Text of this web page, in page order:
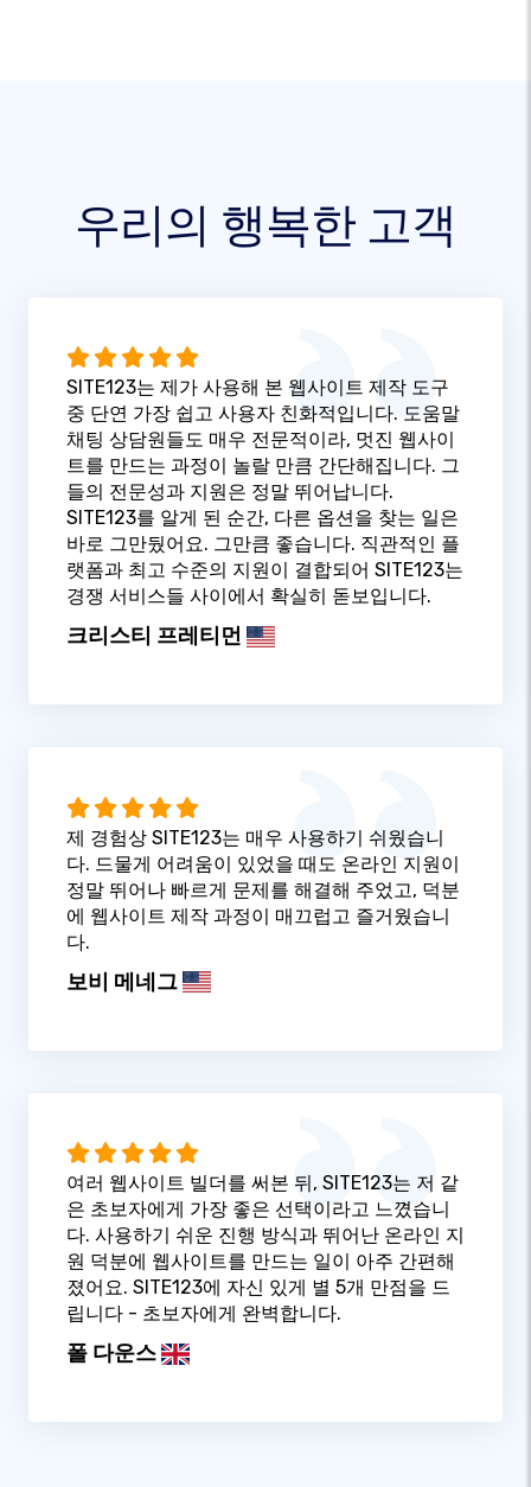
우리의 행복한 고객
SITE123는 제가 사용해 본 웹사이트 제작 도구
중 단연 가장 쉽고 사용자 친화적입니다. 도움말
채팅 상담원들도 매우 전문적이라, 멋진 웹사이
트를 만드는 과정이 놀랄 만큼 간단해집니다. 그
들의 전문성과 지원은 정말 뛰어납니다.
SITE123를 알게 된 순간, 다른 옵션을 찾는 일은
바로 그만뒀어요. 그만큼 좋습니다. 직관적인 플
랫폼과 최고 수준의 지원이 결합되어 SITE123는
경쟁 서비스들 사이에서 확실히 돋보입니다.
크리스티 프레티먼
제 경험상 SITE123는 매우 사용하기 쉬웠습니
다. 드물게 어려움이 있었을 때도 온라인 지원이
정말 뛰어나 빠르게 문제를 해결해 주었고, 덕분
에 웹사이트 제작 과정이 매끄럽고 즐거웠습니
다.
보비 메네그
여러 웹사이트 빌더를 써본 뒤, SITE123는 저 같
은 초보자에게 가장 좋은 선택이라고 느꼈습니
다. 사용하기 쉬운 진행 방식과 뛰어난 온라인 지
원 덕분에 웹사이트를 만드는 일이 아주 간편해
졌어요. SITE123에 자신 있게 별 5개 만점을 드
립니다 - 초보자에게 완벽합니다.
폴 다운스